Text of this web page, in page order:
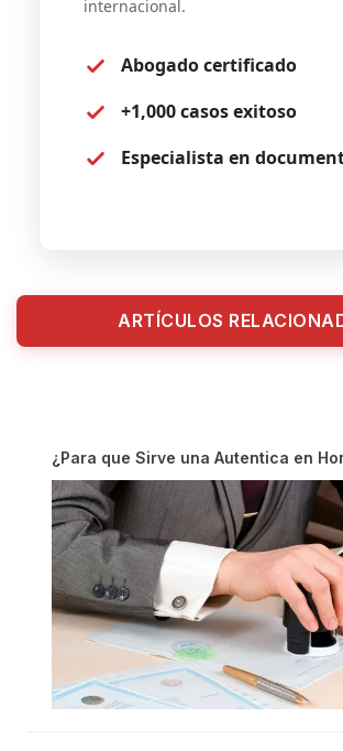
internacional.
Abogado certificado
+1,000 casos exitoso
Especialista en
ARTÍCULOS
¿Para que Sirve una Autentica en